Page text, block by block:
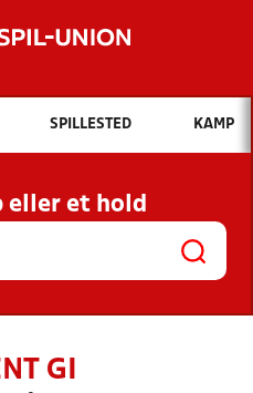
Hvad vil du søge efter?
OG NYHEDER
KLUBBER OG
SPILLESTED KAMP
eller et hold
GI